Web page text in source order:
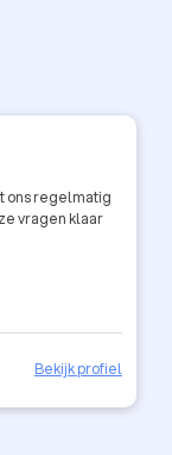
ons regelmatig
vragen klaar
Bekijk profiel